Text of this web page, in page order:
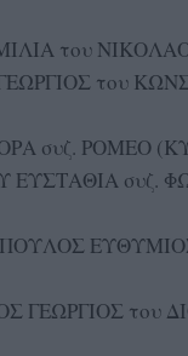
του
του
συζ. ΡΟΜΕΟ
συζ.
ΓΕΩΡΓΙΟΣ του